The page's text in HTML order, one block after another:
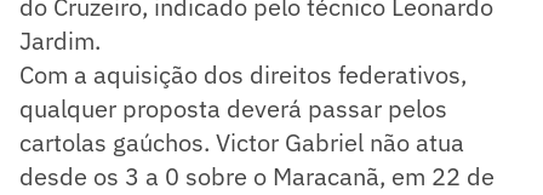
Jardim.
Com a aquisição dos direitos federativos,
qualquer proposta deverá passar pelos
cartolas gaúchos. Victor Gabriel não atua
desde os 3 a 0 sobre o Maracanã, em 22 de